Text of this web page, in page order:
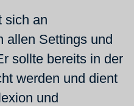
sich an
allen Settings und
sollte bereits in der
werden und dient
und